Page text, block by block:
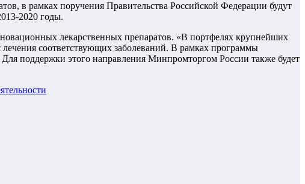
в рамках поручения Правительства Российской Федерации будут
2020 годы.
лекарственных препаратов. «В портфелях крупнейших
соответствующих заболеваний. В рамках программы
поддержки этого направления Минпромторгом России также будет